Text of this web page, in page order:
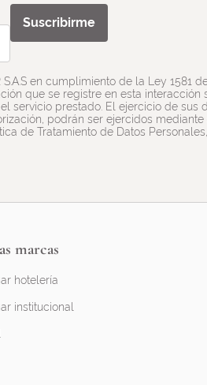
Suscribirme
S.A.S en cumplimiento de la Ley 1581
que se registre en esta interacción
servicio prestado. El ejercicio de sus
podrán ser ejercidos
de Tratamiento de Datos
marcas
hotelería
institucional